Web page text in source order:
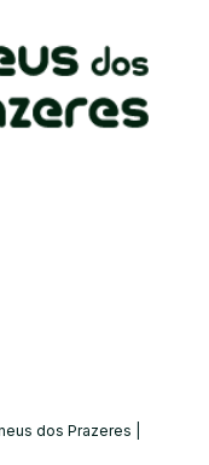
dos Prazeres |
Diagnóstico